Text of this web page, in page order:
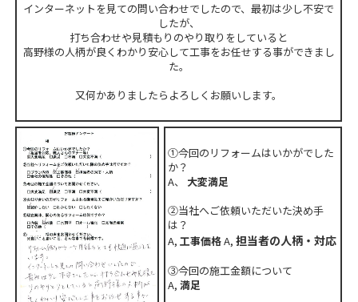
インターネットを見ての問い合わせでしたので、最初は少し不安で
したが、
打ち合わせや見積もりのやり取りをしていると
高野様の人柄が良くわかり安心して工事をお任せする事ができまし
た。
又何かありましたらよろしくお願いします。
①今回のリフォームはいかがでした
か？
A、 大変満足
②当社へご依頼いただいた決め手
は？
A, 工事価格A, 担当者の人柄・対応
③今回の施工金額について
A, 満足